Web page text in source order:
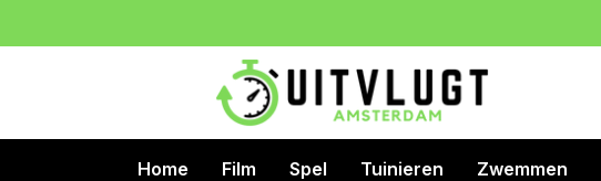
Home Film Spel Tuinieren Zwemmen